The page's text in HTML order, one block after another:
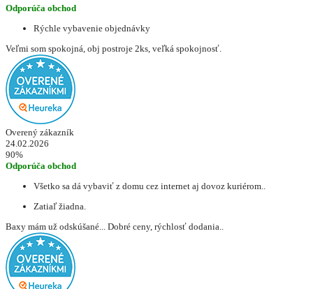
Odporúča obchod
Rýchle vybavenie objednávky
Veľmi som spokojná, obj postroje 2ks, veľká spokojnosť.
Overený zákazník
24.02.2026
90%
Odporúča obchod
Všetko sa dá vybaviť z domu cez internet aj dovoz kuriérom..
Zatiaľ žiadna.
Baxy mám už odskúšané... Dobré ceny, rýchlosť dodania..